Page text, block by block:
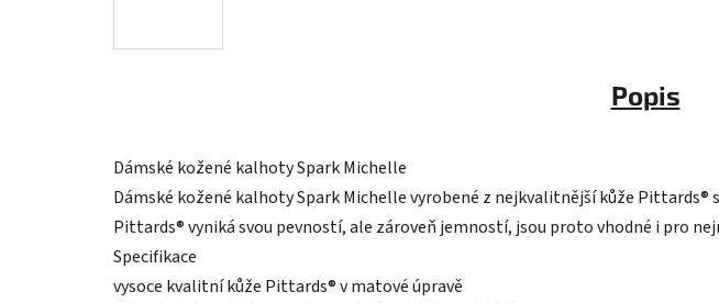
Popis
Dámské kožené kalhoty Spark Michelle
Dámské kožené kalhoty Spark Michelle vyrobené z nejkvalitnější kůže Pittards®
Pittards® vyniká svou pevností, ale zároveň jemností, jsou proto vhodné i pro
Specifikace
vysoce kvalitní kůže Pittards® v matové úpravě